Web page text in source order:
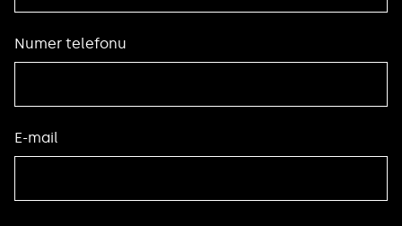
Numer telefonu
E-mail